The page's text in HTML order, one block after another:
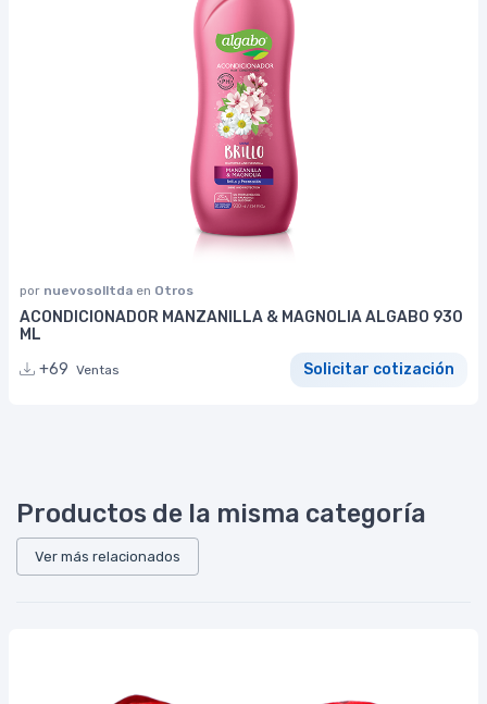
por nuevosolltda en Otros
ACONDICIONADOR MANZANILLA & MAGNOLIA ALGABO 930
ML
+69 Ventas Solicitar cotización
Productos de la misma categoría
Ver más relacionados